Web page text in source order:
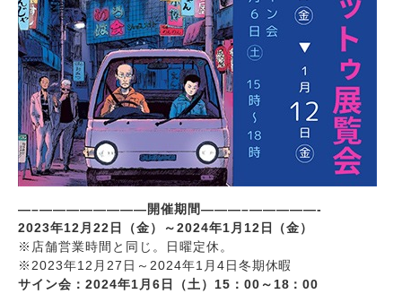
—–————————開催期間———–—————-
2023年12月22日（金）～2024年1月12日（金）
※店舗営業時間と同じ。日曜定休。
※2023年12月27日～2024年1月4日冬期休暇
サイン会：2024年1月6日（土）15：00～18：00